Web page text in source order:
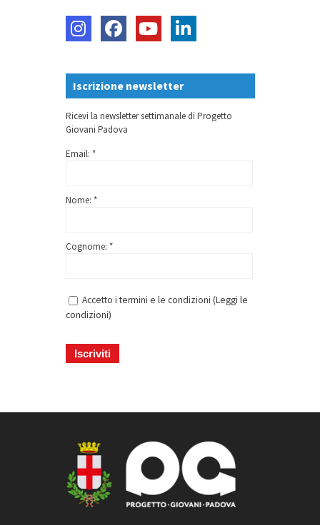
Iscrizione newsletter
Ricevi la newsletter settimanale di Progetto
Giovani Padova
Email: *
Nome: *
Cognome: *
Accetto i termini e le condizioni (Leggi le
condizioni)